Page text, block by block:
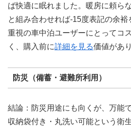
ば快適に眠れました。暖房に頼ら
と組み合わせれば-15度表記の余
重視の車中泊ユーザーにとってコ
く、購入前に詳細を見る価値があ
防災（備蓄・避難所利用）
結論：防災用途にも向くが、万能
収納袋付き・丸洗い可能という衛